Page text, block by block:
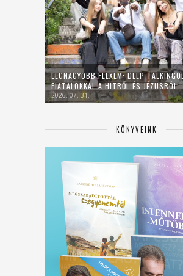
LEGNAGYOBB FLEXEM: DEEP
FIATALOKKAL A HITRŐL ÉS JÉZUSRÓL
2026. 07. 31.
KÖNYVEINK